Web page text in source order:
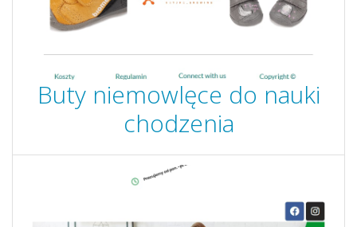
Buty niemowlęce do nauki
chodzenia